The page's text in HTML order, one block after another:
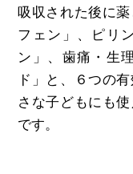
吸収された後に
フェン」、ピリ
ン」、歯痛・生
ド」と、６つの
さな子どもにも
です。